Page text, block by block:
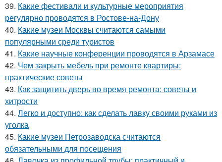
39. Какие фестивали и культурные мероприятия
регулярно проводятся в Ростове-на-Дону
40. Какие музеи Москвы считаются самыми
популярными среди туристов
41. Какие научные конференции проводятся в Арзамасе
42. Чем закрыть мебель при ремонте квартиры:
практические советы
43. Как защитить дверь во время ремонта: советы и
хитрости
44. Легко и доступно: как сделать лавку своими руками из
уголка
45. Какие музеи Петрозаводска считаются
обязательными для посещения